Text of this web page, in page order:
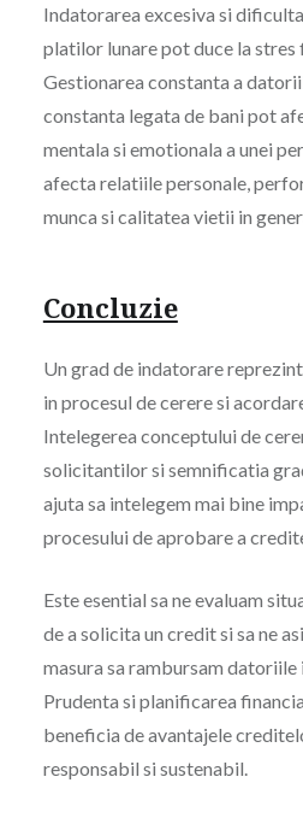
Indatorarea excesiva si
platilor lunare pot duce la
Gestionarea constanta a
constanta legata de bani pot
mentala si emotionala a unei
afecta relatiile personale,
munca si calitatea vietii in
Concluzie
Un grad de indatorare
in procesul de cerere si
Intelegerea conceptului de
solicitantilor si semnificatia
ajuta sa intelegem mai bine
procesului de aprobare a
Este esential sa ne evaluam
de a solicita un credit si sa ne
masura sa rambursam
Prudenta si planificarea
beneficia de avantajele
responsabil si sustenabil.